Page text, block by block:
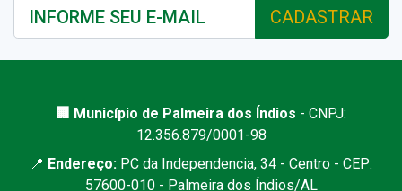
CADASTRAR
🏢 Município de Palmeira dos Índios - CNPJ:
12.356.879/0001-98
📍 Endereço: PC da Independencia, 34 - Centro - CEP:
57600-010 - Palmeira dos Índios/AL